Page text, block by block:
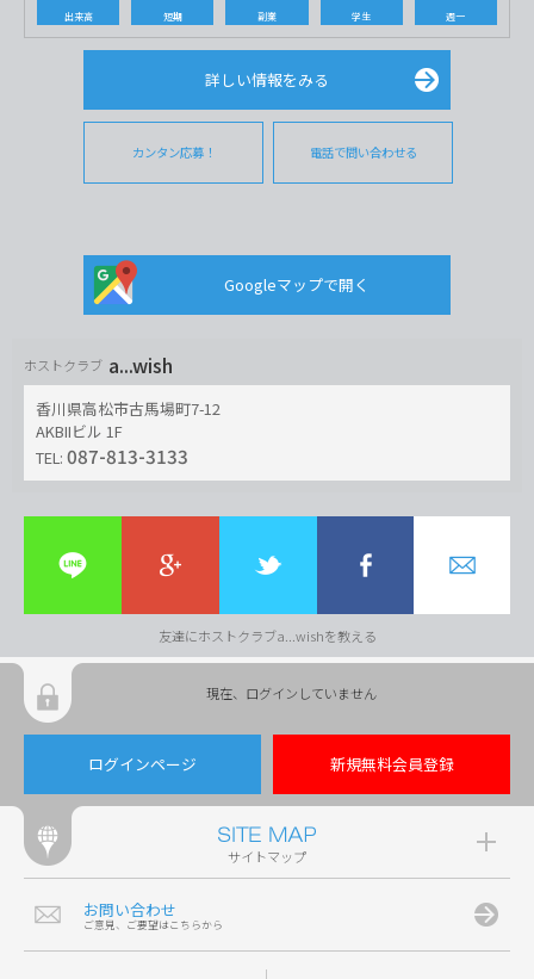
出来高 短期 副業 学生 週一
詳しい情報をみる
カンタン応募！ 電話で問い合わせる
Googleマップで開く
ホストクラブ a...wish
香川県高松市古馬場町7-12
AKBIIビル 1F
TEL: 087-813-3133
友達にホストクラブa...wishを教える
現在、ログインしていません
ログインページ 新規無料会員登録
サイトマップ
お問い合わせ
ご意見、ご要望はこちらから